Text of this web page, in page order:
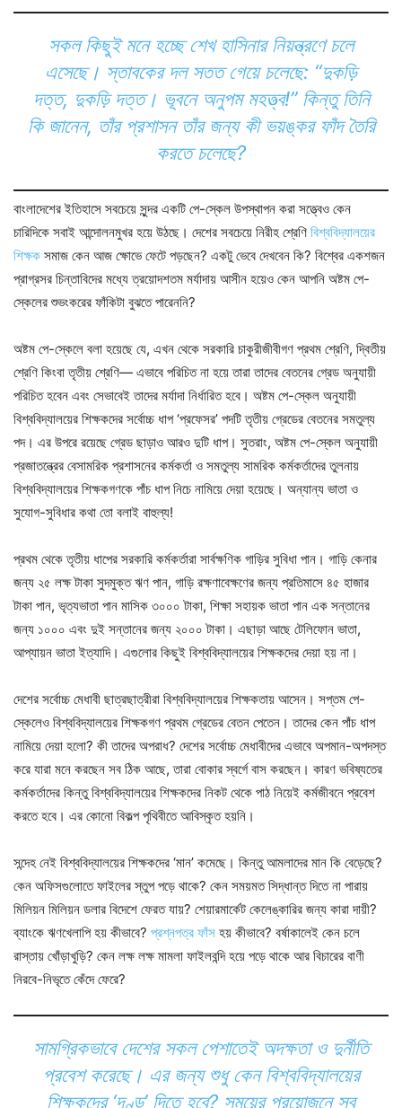
সকল কিছুই মনে হচ্ছে শেখ হাসিনার নিয়ন্ত্রণে চলে
এসেছে। স্তাবকের দল সতত গেয়ে চলেছে: “দুকড়ি
দত্ত, দুকড়ি দত্ত। ভূবনে অনুপম মহত্ত্ব!” কিন্তু তিনি
কি জানেন, তাঁর প্রশাসন তাঁর জন্য কী ভয়ঙ্কর ফাঁদ তৈরি
করতে চলেছে?
বাংলাদেশের ইতিহাসে সবচেয়ে সুন্দর একটি পে-স্কেল উপস্থাপন করা সত্ত্বেও কেন
চারিদিকে সবাই আন্দোলনমুখর হয়ে উঠছে। দেশের সবচেয়ে নিরীহ শ্রেণি বিশ্ববিদ্যালয়ের
শিক্ষক সমাজ কেন আজ ক্ষোভে ফেটে পড়ছেন? একটু ভেবে দেখবেন কি? বিশ্বের একশজন
প্রাগ্রসর চিন্তাবিদের মধ্যে ত্রয়োদশতম মর্যাদায় আসীন হয়েও কেন আপনি অষ্টম পে-
স্কেলের শুভংকরের ফাঁকিটা বুঝতে পারেননি?
অষ্টম পে-স্কেলে বলা হয়েছে যে, এখন থেকে সরকারি চাকুরীজীবীগণ প্রথম শ্রেণি, দ্বিতীয়
শ্রেণি কিংবা তৃতীয় শ্রেণি— এভাবে পরিচিত না হয়ে তারা তাদের বেতনের গ্রেড অনুযায়ী
পরিচিত হবেন এবং সেভাবেই তাদের মর্যাদা নির্ধারিত হবে। অষ্টম পে-স্কেল অনুযায়ী
বিশ্ববিদ্যালয়ের শিক্ষকদের সর্বোচ্চ ধাপ ‘প্রফেসর’ পদটি তৃতীয় গ্রেডের বেতনের সমতুল্য
পদ। এর উপরে রয়েছে গ্রেড ছাড়াও আরও দুটি ধাপ। সুতরাং, অষ্টম পে-স্কেল অনুযায়ী
প্রজাতন্ত্রের বেসামরিক প্রশাসনের কর্মকর্তা ও সমতুল্য সামরিক কর্মকর্তাদের তুলনায়
বিশ্ববিদ্যালয়ের শিক্ষকগণকে পাঁচ ধাপ নিচে নামিয়ে দেয়া হয়েছে। অন্যান্য ভাতা ও
সুযোগ-সুবিধার কথা তো বলাই বাহুল্য!
প্রথম থেকে তৃতীয় ধাপের সরকারি কর্মকর্তারা সার্বক্ষণিক গাড়ির সুবিধা পান। গাড়ি কেনার
জন্য ২৫ লক্ষ টাকা সুদমুক্ত ঋণ পান, গাড়ি রক্ষণাবেক্ষণের জন্য প্রতিমাসে ৪৫ হাজার
টাকা পান, ভৃত্যভাতা পান মাসিক ৩০০০ টাকা, শিক্ষা সহায়ক ভাতা পান এক সন্তানের
জন্য ১০০০ এবং দুই সন্তানের জন্য ২০০০ টাকা। এছাড়া আছে টেলিফোন ভাতা,
আপ্যায়ন ভাতা ইত্যাদি। এগুলোর কিছুই বিশ্ববিদ্যালয়ের শিক্ষকদের দেয়া হয় না।
দেশের সর্বোচ্চ মেধাবী ছাত্রছাত্রীরা বিশ্ববিদ্যালয়ের শিক্ষকতায় আসেন। সপ্তম পে-
স্কেলেও বিশ্ববিদ্যালয়ের শিক্ষকগণ প্রথম গ্রেডের বেতন পেতেন। তাদের কেন পাঁচ ধাপ
নামিয়ে দেয়া হলো? কী তাদের অপরাধ? দেশের সর্বোচ্চ মেধাবীদের এভাবে অপমান-অপদস্ত
করে যারা মনে করছেন সব ঠিক আছে, তারা বোকার স্বর্গে বাস করছেন। কারণ ভবিষ্যতের
কর্মকর্তাদের কিন্তু বিশ্ববিদ্যালয়ের শিক্ষকদের নিকট থেকে পাঠ নিয়েই কর্মজীবনে প্রবেশ
করতে হবে। এর কোনো বিকল্প পৃথিবীতে আবিস্কৃত হয়নি।
সন্দেহ নেই বিশ্ববিদ্যালয়ের শিক্ষকদের ‘মান’ কমেছে। কিন্তু আমলাদের মান কি বেড়েছে?
কেন অফিসগুলোতে ফাইলের স্তুপ পড়ে থাকে? কেন সময়মত সিদ্ধান্ত দিতে না পারায়
মিলিয়ন মিলিয়ন ডলার বিদেশে ফেরত যায়? শেয়ারমার্কেট কেলেঙ্কারির জন্য কারা দায়ী?
ব্যাংকে ঋণখেলাপি হয় কীভাবে? প্রশ্নপত্র ফাঁস হয় কীভাবে? বর্ষাকালেই কেন চলে
রাস্তায় খোঁড়াখুড়ি? কেন লক্ষ লক্ষ মামলা ফাইলবন্দি হয়ে পড়ে থাকে আর বিচারের বাণী
নিরবে-নিভৃতে কেঁদে ফেরে?
সামগ্রিকভাবে দেশের সকল পেশাতেই অদক্ষতা ও দুর্নীতি
প্রবেশ করেছে। এর জন্য শুধু কেন বিশ্ববিদ্যালয়ের
শিক্ষকদের ‘দণ্ড’ দিতে হবে? সময়ের প্রয়োজনে সব